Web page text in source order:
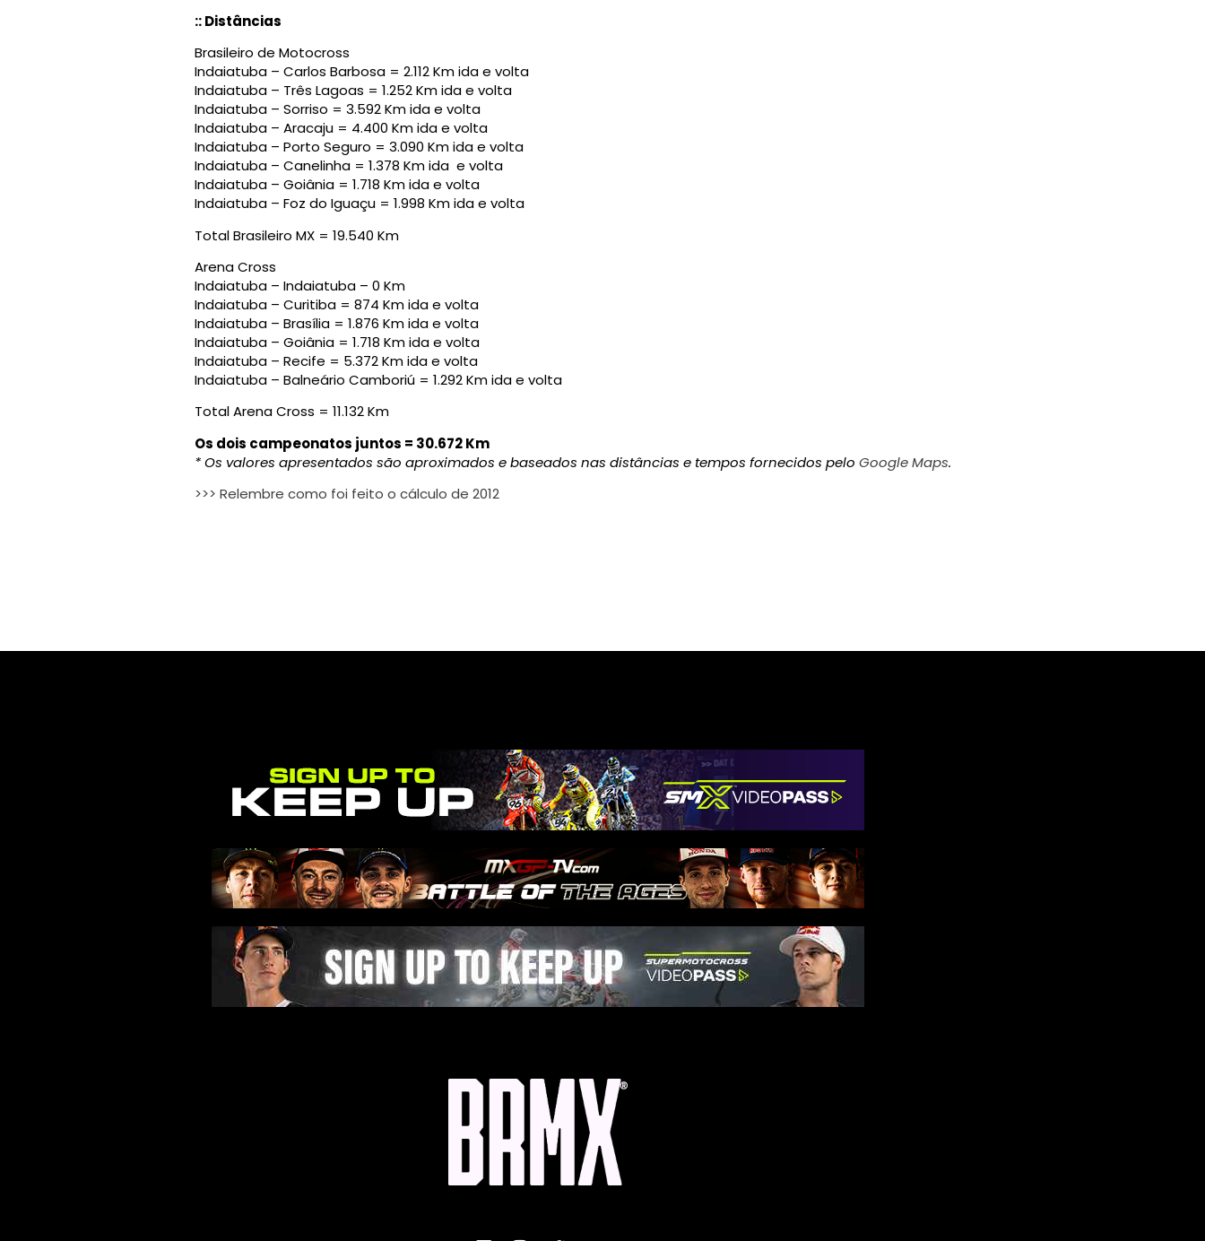
:: Distâncias
Brasileiro de Motocross
Indaiatuba – Carlos Barbosa = 2.112 Km ida e volta
Indaiatuba – Três Lagoas = 1.252 Km ida e volta
Indaiatuba – Sorriso = 3.592 Km ida e volta
Indaiatuba – Aracaju = 4.400 Km ida e volta
Indaiatuba – Porto Seguro = 3.090 Km ida e volta
Indaiatuba – Canelinha = 1.378 Km ida e volta
Indaiatuba – Goiânia = 1.718 Km ida e volta
Indaiatuba – Foz do Iguaçu = 1.998 Km ida e volta
Total Brasileiro MX = 19.540 Km
Arena Cross
Indaiatuba – Indaiatuba – 0 Km
Indaiatuba – Curitiba = 874 Km ida e volta
Indaiatuba – Brasília = 1.876 Km ida e volta
Indaiatuba – Goiânia = 1.718 Km ida e volta
Indaiatuba – Recife = 5.372 Km ida e volta
Indaiatuba – Balneário Camboriú = 1.292 Km ida e volta
Total Arena Cross = 11.132 Km
Os dois campeonatos juntos = 30.672 Km
* Os valores apresentados são aproximados e baseados nas distâncias e tempos fornecidos pelo Google Maps.
>>> Relembre como foi feito o cálculo de 2012